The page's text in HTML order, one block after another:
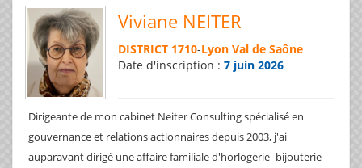
Viviane NEITER
DISTRICT 1710-Lyon Val de Saône
Date d'inscription : 7 juin 2026
Dirigeante de mon cabinet Neiter Consulting spécialisé en
gouvernance et relations actionnaires depuis 2003, j'ai
auparavant dirigé une affaire familiale d'horlogerie- bijouterie